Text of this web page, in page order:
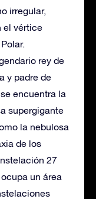
irregular,
el vértice
rey de
y padre de
encuentra la
supergigante
la nebulosa
de los
27
un área